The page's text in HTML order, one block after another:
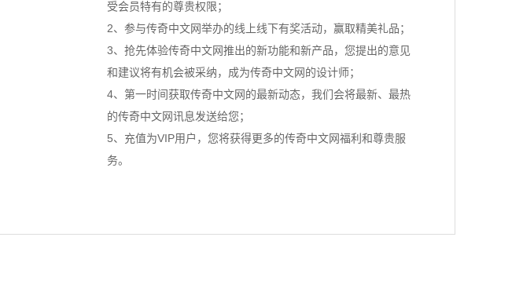
受会员特有的尊贵权限；
2、参与传奇中文网举办的线上线下有奖活动，赢取精美礼品；
3、抢先体验传奇中文网推出的新功能和新产品，您提出的意见
和建议将有机会被采纳，成为传奇中文网的设计师；
4、第一时间获取传奇中文网的最新动态，我们会将最新、最热
的传奇中文网讯息发送给您；
5、充值为VIP用户，您将获得更多的传奇中文网福利和尊贵服
务。